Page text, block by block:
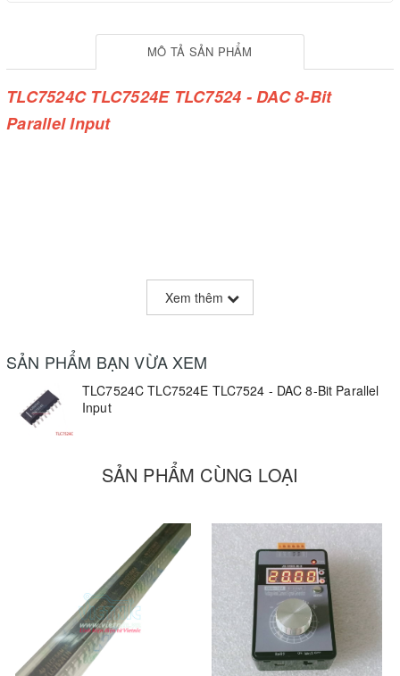
MÔ TẢ SẢN PHẨM
TLC7524C TLC7524E TLC7524 - DAC 8-Bit
Parallel Input
Xem thêm
SẢN PHẨM BẠN VỪA XEM
TLC7524C TLC7524E TLC7524 - DAC 8-Bit Parallel
Input
SẢN PHẨM CÙNG LOẠI